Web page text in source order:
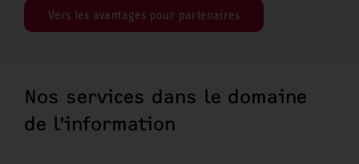
Vers les avantages pour partenaires
Nos services dans le domaine
de l'information